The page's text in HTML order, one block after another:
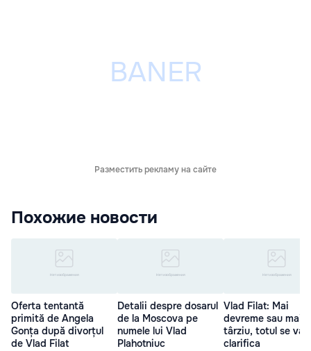
Разместить рекламу на сайте
Похожие новости
Oferta tentantă
primită de Angela
Gonța după divorțul
de Vlad Filat
Detalii despre dosarul
de la Moscova pe
numele lui Vlad
Plahotniuc
Vlad Filat: Mai
devreme sau mai
târziu, totul se va
clarifica